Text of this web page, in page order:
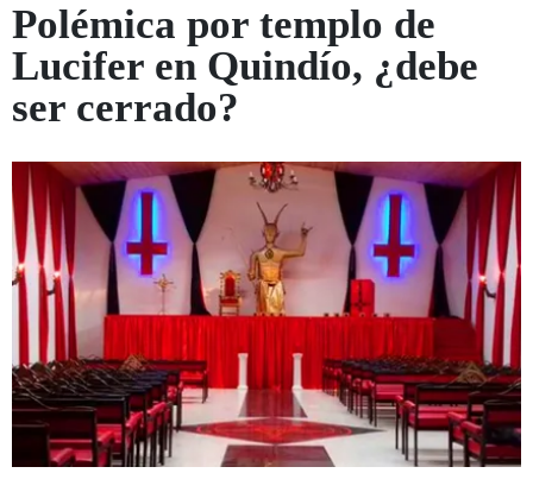
Polémica por templo de
Lucifer en Quindío, ¿debe
ser cerrado?